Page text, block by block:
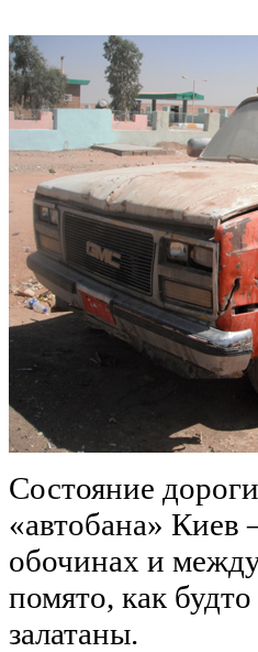
Состояние
«автобана»
обочинах и
помято, как
залатаны.